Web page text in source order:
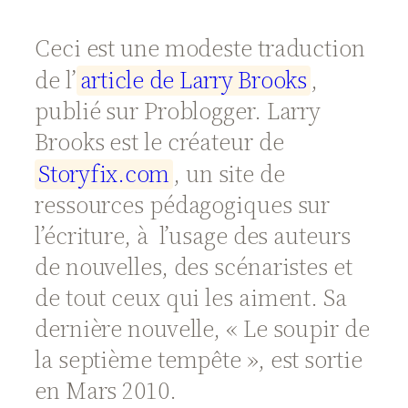
Ceci est une modeste traduction
de l’article de LarryBrooks ,
publié sur Problogger. Larry
Brooks est le créateur de
Storyfix.com , un site de
ressources pédagogiques sur
l’écriture, à l’usage des auteurs
de nouvelles, des scénaristes et
de tout ceux qui les aiment. Sa
dernière nouvelle, « Le soupir de
la septième tempête », est sortie
en Mars 2010.